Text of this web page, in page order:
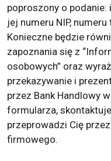
poproszony o podanie:
jej numeru NIP,
Konieczne będzie
zapoznania się z
osobowych” oraz
przekazywanie i
przez Bank Handlowy
formularza,
przeprowadzi Cię
firmowego.